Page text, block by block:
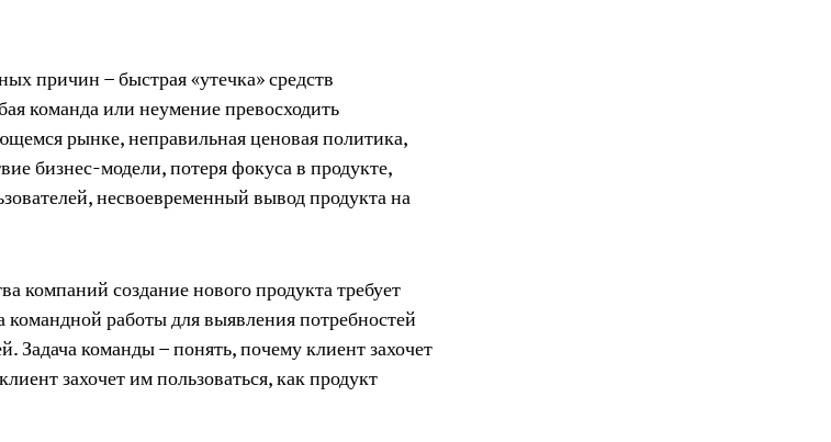
причин – быстрая «утечка» средств
команда или неумение превосходить
рынке, неправильная ценовая политика,
бизнес-модели, потеря фокуса в продукте,
несвоевременный вывод продукта на
компаний создание нового продукта требует
командной работы для выявления потребностей
Задача команды – понять, почему клиент захочет
захочет им пользоваться, как продукт